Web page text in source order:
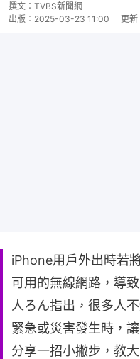
撰文： TVBS新聞網
出版： 2025-03-23 11:00 更新
iPhone用戶外出時若
可用的無線網路，導
人ろん指出，很多人
緊急或災害發生時，
分享一招小撇步，教